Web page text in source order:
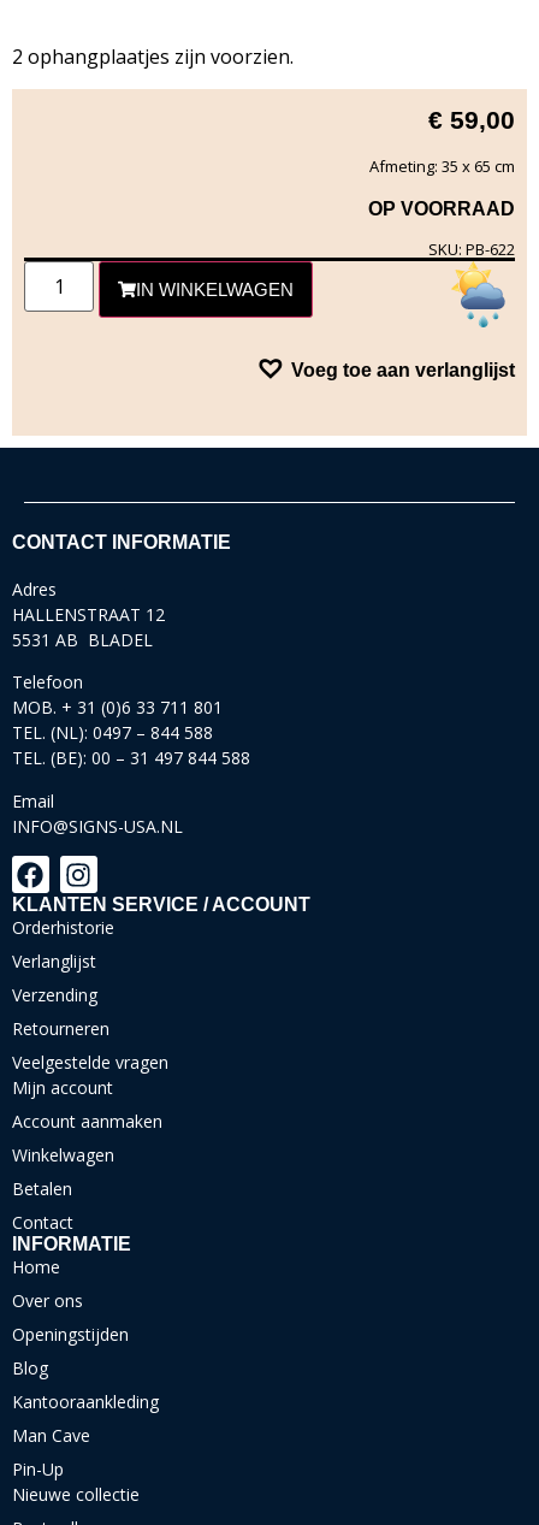
2 ophangplaatjes zijn voorzien.
€ 59,00
Afmeting: 35 x 65 cm
OP VOORRAAD
SKU: PB-622
IN WINKELWAGEN
Voeg toe aan verlanglijst
CONTACT INFORMATIE
Adres
HALLENSTRAAT 12
5531 AB BLADEL
Telefoon
MOB. + 31 (0)6 33 711 801
TEL. (NL): 0497 – 844 588
TEL. (BE): 00 – 31 497 844 588
Email
INFO@SIGNS-USA.NL
KLANTEN SERVICE / ACCOUNT
Orderhistorie
Verlanglijst
Verzending
Retourneren
Veelgestelde vragen
Mijn account
Account aanmaken
Winkelwagen
Betalen
Contact
INFORMATIE
Home
Over ons
Openingstijden
Blog
Kantooraankleding
Man Cave
Pin-Up
Nieuwe collectie